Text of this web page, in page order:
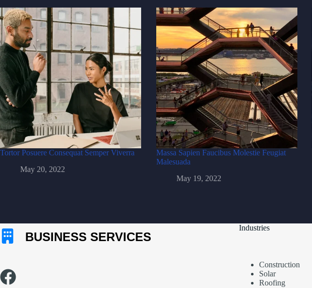
Tortor Posuere Consequat Semper Viverra
May 20, 2022
Massa Sapien Faucibus Molestie Feugiat
Malesuada
May 19, 2022
Industries
Construction
Solar
Roofing